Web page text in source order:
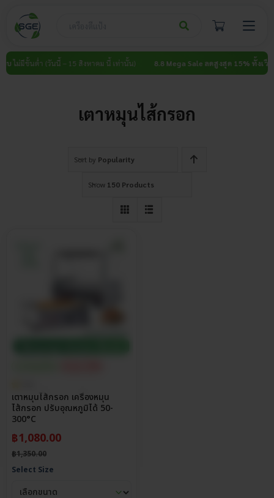
content
ไม่มีขั้นต่ำ (วันนี้ – 15 สิงหาคม นี้ เท่านั้น) 8.8 Mega Sale ลดสูงสุด 15% ทั้งเว็บไ
เตาหมุนไส้กรอก
Sort by Popularity
Show 150 Products
เตาหมุนไส้กรอก เครื่องหมุน
ไส้กรอก ปรับอุณหภูมิได้ 50-
300°C
฿1,080.00
฿1,350.00
Select Size